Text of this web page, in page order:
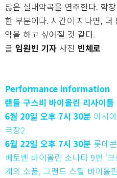
많은 실내악곡을 연주한다. 학
한 부분이다. 시간이 지나면, 더
악을 하고 싶어질 것 같다.
글 임원빈 기자 사진 빈체로
Performance information
랜들 구스비 바이올린 리사이틀
6월 20일 오후 7시 30분 아시
극장2
6월 22일 오후 7시 30분 롯데
베토벤 바이올린 소나타 9번 ‘
개의 소품, 그랜드 스틸 바이올